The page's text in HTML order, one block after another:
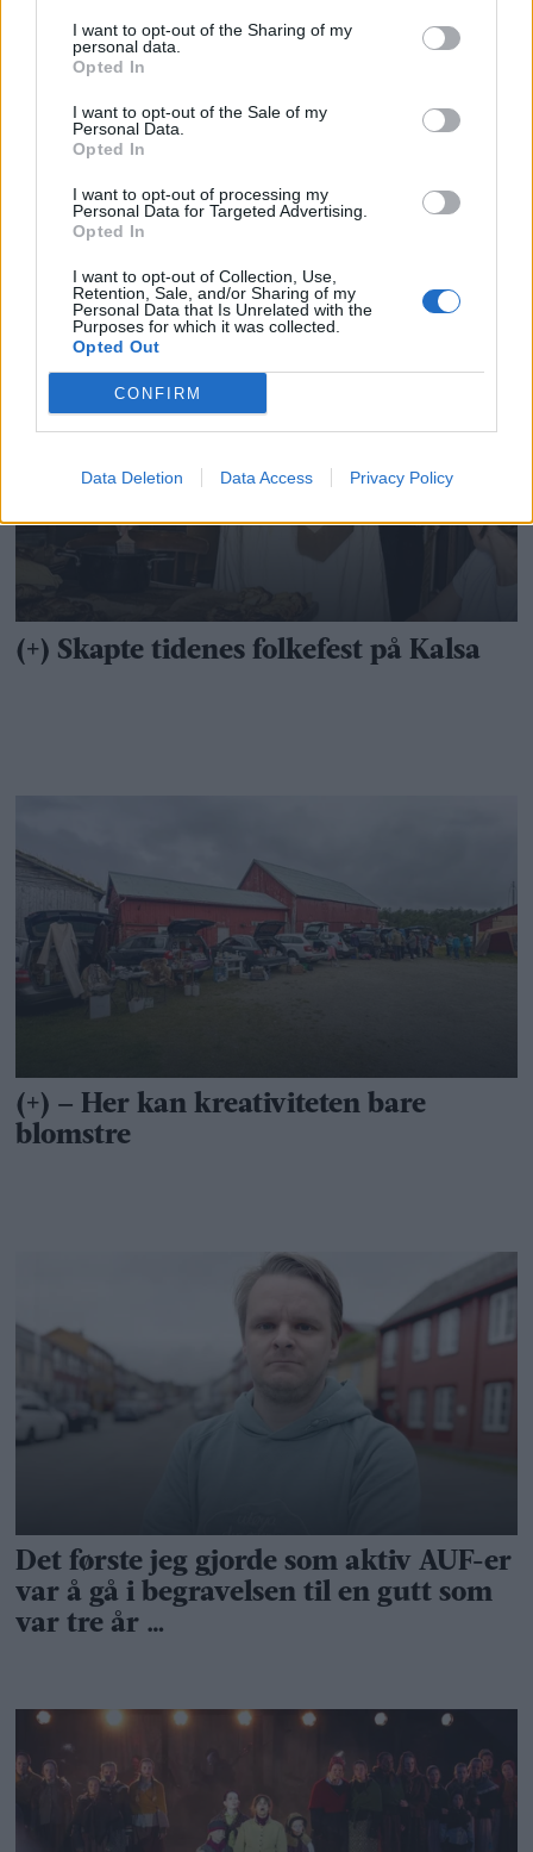
I want to opt-out of the Sharing of my
personal data.
Opted In
I want to opt-out of the Sale of my
Personal Data.
Opted In
I want to opt-out of processing my
Personal Data for Targeted Advertising.
Opted In
I want to opt-out of Collection, Use,
Retention, Sale, and/or Sharing of my
Personal Data that Is Unrelated with the
Purposes for which it was collected.
Opted Out
CONFIRM
Data Deletion Data Access Privacy Policy